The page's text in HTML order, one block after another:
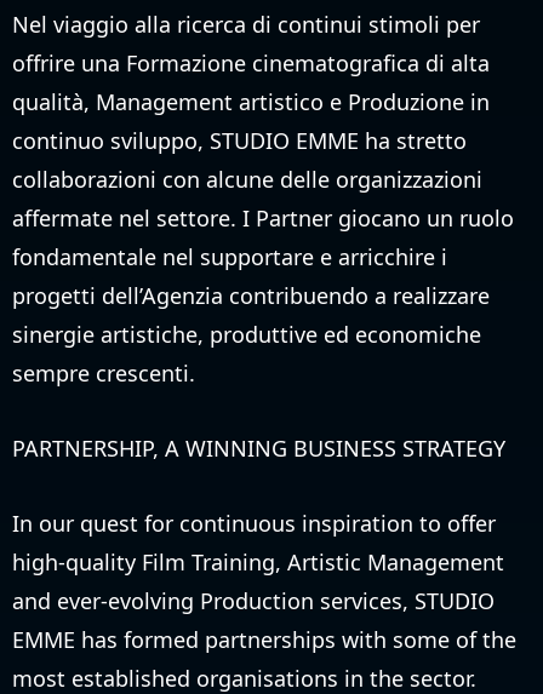
Nel viaggio alla ricerca di continui stimoli per
offrire una Formazione cinematografica di alta
qualità, Management artistico e Produzione in
continuo sviluppo, STUDIO EMME ha stretto
collaborazioni con alcune delle organizzazioni
affermate nel settore. I Partner giocano un ruolo
fondamentale nel supportare e arricchire i
progetti dell’Agenzia contribuendo a realizzare
sinergie artistiche, produttive ed economiche
sempre crescenti.
PARTNERSHIP, A WINNING BUSINESS STRATEGY
In our quest for continuous inspiration to offer
high-quality Film Training, Artistic Management
and ever-evolving Production services, STUDIO
EMME has formed partnerships with some of the
most established organisations in the sector.